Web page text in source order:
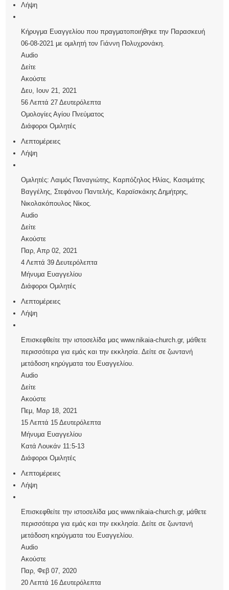
Λήψη
Κήρυγμα Ευαγγελίου που πραγματοποιήθηκε την Παρασκευή
06-08-2021 με ομιλητή τον Γιάννη Πολυχρονάκη.
Audio
Δείτε
Ακούστε
Δευ, Ιουν 21, 2021
56 Λεπτά 27 Δευτερόλεπτα
Ομολογίες Αγίου Πνεύματος
Διάφοροι Ομιλητές
Λεπτομέρειες
Λήψη
Ομιλητές: Λαιμός Παναγιώτης, Καρπόζηλος Ηλίας, Κασιμάτης
Βαγγέλης, Στεφάνου Παντελής, Καραϊσκάκης Δημήτρης,
Νικολακόπουλος Νίκος.
Audio
Δείτε
Ακούστε
Παρ, Απρ 02, 2021
4 Λεπτά 39 Δευτερόλεπτα
Μήνυμα Ευαγγελίου
Διάφοροι Ομιλητές
Λεπτομέρειες
Λήψη
Επισκεφθείτε την ιστοσελίδα μας www.nikaia-church.gr, μάθετε
περισσότερα για εμάς και την εκκλησία. Δείτε σε ζωντανή
μετάδοση κηρύγματα του Ευαγγελίου.
Audio
Δείτε
Ακούστε
Πεμ, Μαρ 18, 2021
15 Λεπτά 15 Δευτερόλεπτα
Μήνυμα Ευαγγελίου
Κατά Λουκάν 11:5-13
Διάφοροι Ομιλητές
Λεπτομέρειες
Λήψη
Επισκεφθείτε την ιστοσελίδα μας www.nikaia-church.gr, μάθετε
περισσότερα για εμάς και την εκκλησία. Δείτε σε ζωντανή
μετάδοση κηρύγματα του Ευαγγελίου.
Audio
Ακούστε
Παρ, Φεβ 07, 2020
20 Λεπτά 16 Δευτερόλεπτα